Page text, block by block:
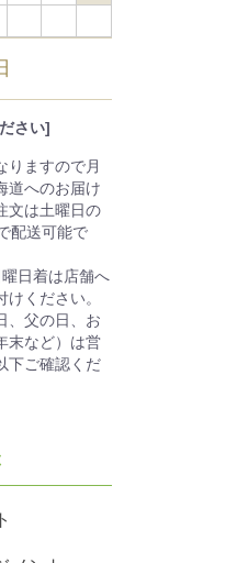
さい]
りますので月
道へのお届け
文は土曜日の
配送可能で
日着は店舗へ
ください。
、父の日、お
末など）は営
下ご確認くだ